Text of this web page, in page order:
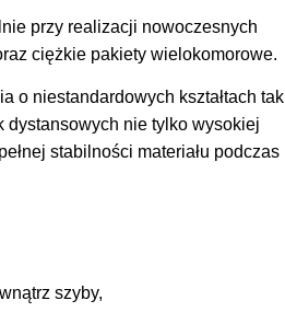
przy realizacji nowoczesnych
ciężkie pakiety wielokomorowe.
o niestandardowych kształtach
dystansowych nie tylko wysokiej
stabilności materiału podczas
szyby,